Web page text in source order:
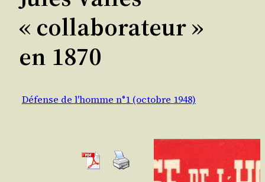
« collaborateur »
en 1870
Défense de l'homme n°1 (octobre 1948)